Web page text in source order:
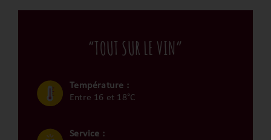
“TOUT SUR LE VIN”
Température :
Entre 16 et 18°C
Service :